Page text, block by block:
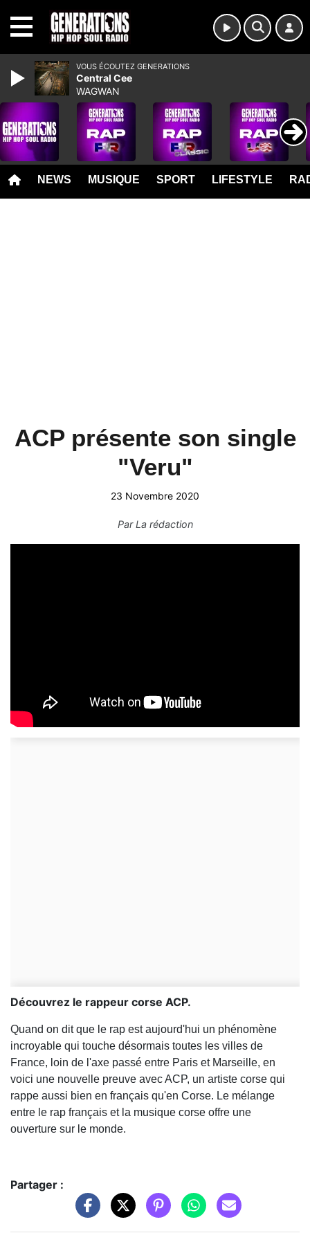
NEWS MUSIQUE SPORT LIFESTYLE
ACP présente son single
"Veru"
23 Novembre 2020
ParLa rédaction
Découvrez le rappeur corse ACP.
Quand on dit que le rap est aujourd'hui un phénomène
incroyable qui touche désormais toutes les villes de
France, loin de l'axe passé entre Paris et Marseille, en
voici une nouvelle preuve avec ACP, un artiste corse qui
rappe aussi bien en français qu'en Corse. Le mélange
entre le rap français et la musique corse offre une
ouverture sur le monde.
Partager :
VOUS ÉCOUTEZ GENERATIONS
Central Cee
WAGWAN